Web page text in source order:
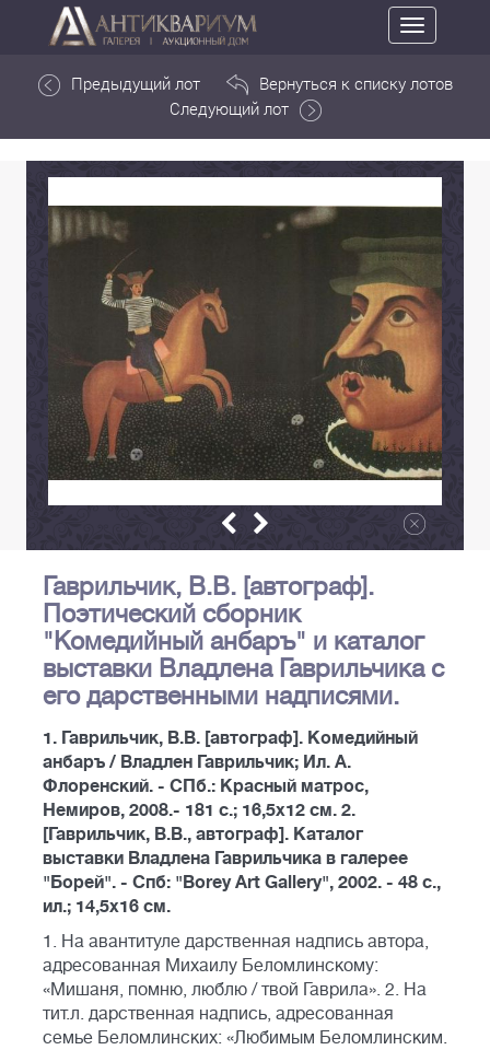
Toggle
navigation
Предыдущий лот
Вернуться к списку лотов
Следующий лот
Гаврильчик, В.В. [автограф].
Поэтический сборник
"Комедийный анбаръ" и каталог
выставки Владлена Гаврильчика с
его дарственными надписями.
1. Гаврильчик, В.В. [автограф]. Комедийный
анбаръ / Владлен Гаврильчик; Ил. А.
Флоренский. - СПб.: Красный матрос,
Немиров, 2008.- 181 с.; 16,5х12 см. 2.
[Гаврильчик, В.В., автограф]. Каталог
выставки Владлена Гаврильчика в галерее
"Борей". - Спб: "Borey Art Gallery", 2002. - 48 с.,
ил.; 14,5x16 см.
1. На авантитуле дарственная надпись автора,
адресованная Михаилу Беломлинскому:
«Мишаня, помню, люблю / твой Гаврила». 2. На
тит.л. дарственная надпись, адресованная
семье Беломлинских: «Любимым Беломлинским.